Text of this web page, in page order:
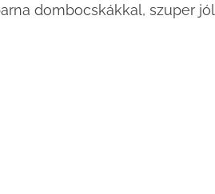
dombocskákkal, szuper jól